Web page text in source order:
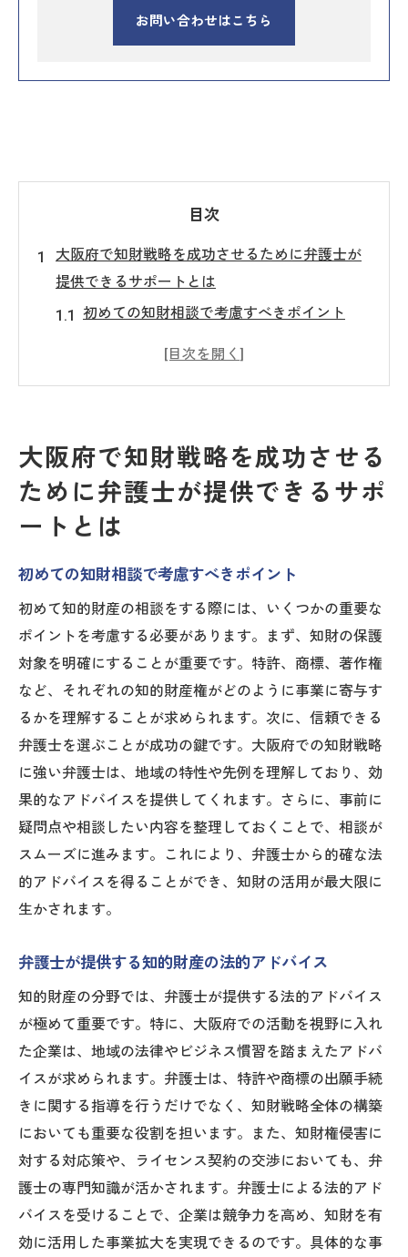
お問い合わせはこちら
目次
大阪府で知財戦略を成功させるために弁護士が
提供できるサポートとは
初めての知財相談で考慮すべきポイント
弁護士が提供する知的財産の法的アドバイ
知財紛争時における弁護士の調停役割
弁護士を活用した知財保護と企業成長の実
例
士の役割
知的財産の評価と活用方法のアドバイス
競合他社との差別化を図る知財戦略
弁護士が提供する価値ある特許戦略
大阪府における知財ポートフォリオの最適
化
弁護士が推奨する知的財産の戦略的利用
大阪府での知財保護における弁護士の重要性と
その選び方
信頼できる弁護士選びの基準
地域密着型の弁護士のメリット
知財専門弁護士の選び方と見極め方
弁護士が提供する継続的な知財保護
知財戦略における特許と商標の効果的な活用法
を弁護士が指南
特許出願から取得までのプロセス解説
商標登録のステップと注意点
弁護士が教える特許の価値向上戦略
商標権を用いたブランド保護の方法
大阪府で知財戦略を成功させる
ために弁護士が提供できるサポ
ートとは
初めての知財相談で考慮すべきポイント
初めて知的財産の相談をする際には、いくつかの重要な
ポイントを考慮する必要があります。まず、知財の保護
対象を明確にすることが重要です。特許、商標、著作権
など、それぞれの知的財産権がどのように事業に寄与す
るかを理解することが求められます。次に、信頼できる
弁護士を選ぶことが成功の鍵です。大阪府での知財戦略
に強い弁護士は、地域の特性や先例を理解しており、効
果的なアドバイスを提供してくれます。さらに、事前に
疑問点や相談したい内容を整理しておくことで、相談が
スムーズに進みます。これにより、弁護士から的確な法
的アドバイスを得ることができ、知財の活用が最大限に
生かされます。
弁護士が提供する知的財産の法的アドバイス
知的財産の分野では、弁護士が提供する法的アドバイス
が極めて重要です。特に、大阪府での活動を視野に入れ
た企業は、地域の法律やビジネス慣習を踏まえたアドバ
イスが求められます。弁護士は、特許や商標の出願手続
きに関する指導を行うだけでなく、知財戦略全体の構築
においても重要な役割を担います。また、知財権侵害に
対する対応策や、ライセンス契約の交渉においても、弁
護士の専門知識が活かされます。弁護士による法的アド
バイスを受けることで、企業は競争力を高め、知財を有
効に活用した事業拡大を実現できるのです。具体的な事